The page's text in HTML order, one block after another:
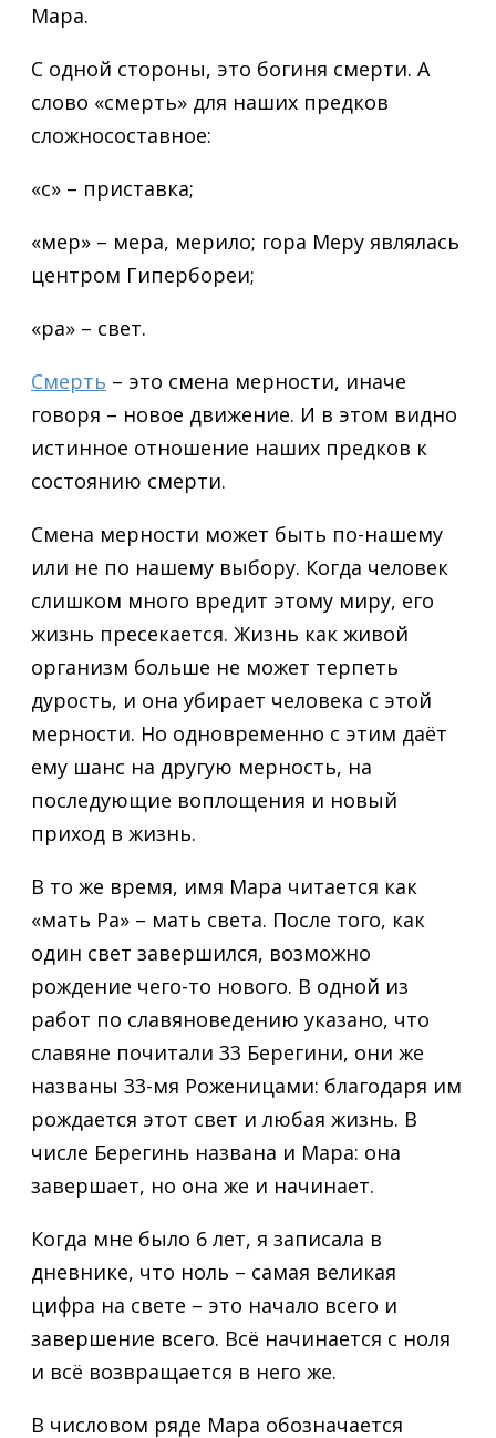
Мара.
С одной стороны, это богиня смерти. А
слово «смерть» для наших предков
сложносоставное:
«с» – приставка;
«мер» – мера, мерило; гора Меру являлась
центром Гипербореи;
«ра» – свет.
Смерть – это смена мерности, иначе
говоря – новое движение. И в этом видно
истинное отношение наших предков к
состоянию смерти.
Смена мерности может быть по-нашему
или не по нашему выбору. Когда человек
слишком много вредит этому миру, его
жизнь пресекается. Жизнь как живой
организм больше не может терпеть
дурость, и она убирает человека с этой
мерности. Но одновременно с этим даёт
ему шанс на другую мерность, на
последующие воплощения и новый
приход в жизнь.
В то же время, имя Мара читается как
«мать Ра» – мать света. После того, как
один свет завершился, возможно
рождение чего-то нового. В одной из
работ по славяноведению указано, что
славяне почитали 33 Берегини, они же
названы 33-мя Роженицами: благодаря им
рождается этот свет и любая жизнь. В
числе Берегинь названа и Мара: она
завершает, но она же и начинает.
Когда мне было 6 лет, я записала в
дневнике, что ноль – самая великая
цифра на свете – это начало всего и
завершение всего. Всё начинается с ноля
и всё возвращается в него же.
В числовом ряде Мара обозначается